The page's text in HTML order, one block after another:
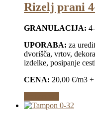
Rizelj prani
GRANULACIJA:
UPORABA: za
dvorišča, vrtov,
izdelke, posipanje
CENA: 20,00 €/m3